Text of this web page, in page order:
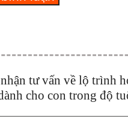
tư vấn về lộ trình
cho con trong độ